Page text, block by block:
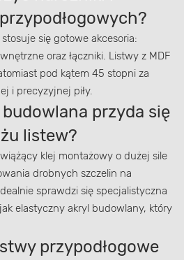
się gotowe akcesoria:
oraz łączniki. Listwy z MDF
pod kątem 45 stopni za
i precyzyjnej piły.
przyda się
listew?
klej montażowy o dużej sile
drobnych szczelin na
sprawdzi się specjalistyczna
elastyczny akryl budowlany, który
przypodłogowe